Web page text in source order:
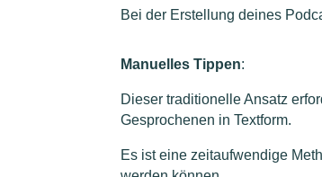
Bei der Erstellung deines
Manuelles Tippen:
Dieser traditionelle Ansatz
Gesprochenen in Textform.
Es ist eine zeitaufwendige